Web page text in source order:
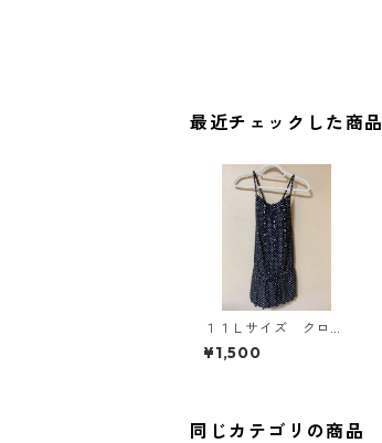
最近チェックした商品
１１Ｌサイズ クロス
ストラップ ドット
柄 ワンピース水着
¥1,500
同じカテゴリの商品